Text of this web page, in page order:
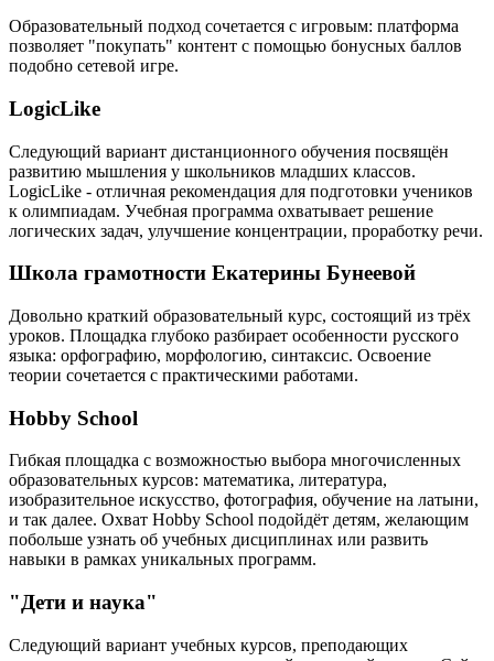
Образовательный подход сочетается с игровым: платформа
позволяет "покупать" контент с помощью бонусных баллов
подобно сетевой игре.
LogicLike
Следующий вариант дистанционного обучения посвящён
развитию мышления у школьников младших классов.
LogicLike - отличная рекомендация для подготовки учеников
к олимпиадам. Учебная программа охватывает решение
логических задач, улучшение концентрации, проработку речи.
Школа грамотности Екатерины Бунеевой
Довольно краткий образовательный курс, состоящий из трёх
уроков. Площадка глубоко разбирает особенности русского
языка: орфографию, морфологию, синтаксис. Освоение
теории сочетается с практическими работами.
Hobby School
Гибкая площадка с возможностью выбора многочисленных
образовательных курсов: математика, литература,
изобразительное искусство, фотография, обучение на латыни,
и так далее. Охват Hobby School подойдёт детям, желающим
побольше узнать об учебных дисциплинах или развить
навыки в рамках уникальных программ.
"Дети и наука"
Следующий вариант учебных курсов, преподающих